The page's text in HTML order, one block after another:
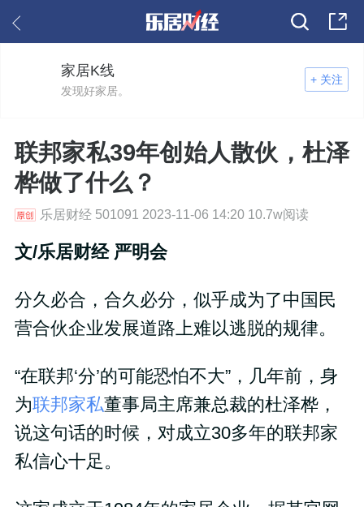
+ 关注
家居K线
发现好家居。
联邦家私39年创始人散伙，杜泽
桦做了什么？
乐居财经 501091 2023-11-06 14:20 10.7w阅读
文/乐居财经 严明会
分久必合，合久必分，似乎成为了中国民
营合伙企业发展道路上难以逃脱的规律。
“在联邦‘分’的可能恐怕不大”，几年前，身
为联邦家私董事局主席兼总裁的杜泽桦，
说这句话的时候，对成立30多年的联邦家
私信心十足。